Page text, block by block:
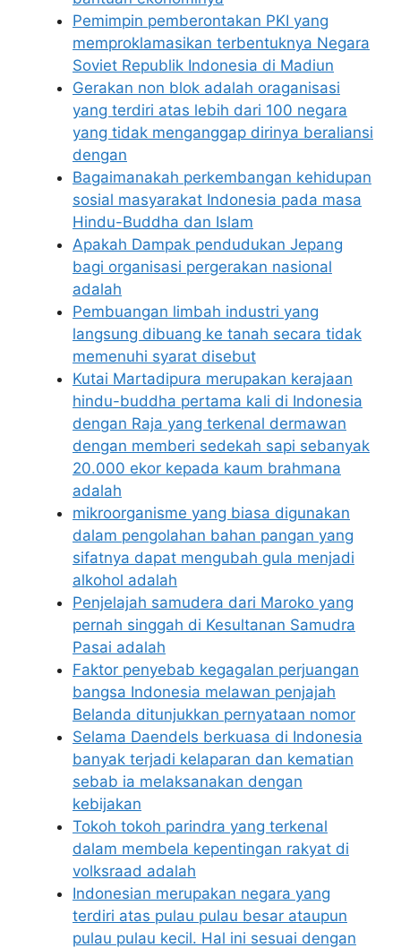
Pemimpin pemberontakan PKI yang
memproklamasikan terbentuknya Negara
Soviet Republik Indonesia di Madiun
Gerakan non blok adalah oraganisasi
yang terdiri atas lebih dari 100 negara
yang tidak menganggap dirinya beraliansi
dengan
Bagaimanakah perkembangan kehidupan
sosial masyarakat Indonesia pada masa
Hindu-Buddha dan Islam
Apakah Dampak pendudukan Jepang
bagi organisasi pergerakan nasional
adalah
Pembuangan limbah industri yang
langsung dibuang ke tanah secara tidak
memenuhi syarat disebut
Kutai Martadipura merupakan kerajaan
hindu-buddha pertama kali di Indonesia
dengan Raja yang terkenal dermawan
dengan memberi sedekah sapi sebanyak
20.000 ekor kepada kaum brahmana
adalah
mikroorganisme yang biasa digunakan
dalam pengolahan bahan pangan yang
sifatnya dapat mengubah gula menjadi
alkohol adalah
Penjelajah samudera dari Maroko yang
pernah singgah di Kesultanan Samudra
Pasai adalah
Faktor penyebab kegagalan perjuangan
bangsa Indonesia melawan penjajah
Belanda ditunjukkan pernyataan nomor
Selama Daendels berkuasa di Indonesia
banyak terjadi kelaparan dan kematian
sebab ia melaksanakan dengan
kebijakan
Tokoh tokoh parindra yang terkenal
dalam membela kepentingan rakyat di
volksraad adalah
Indonesian merupakan negara yang
terdiri atas pulau pulau besar ataupun
pulau pulau kecil. Hal ini sesuai dengan